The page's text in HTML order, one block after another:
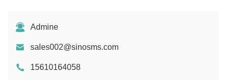
Admine
sales002@sinosms.com
15610164058